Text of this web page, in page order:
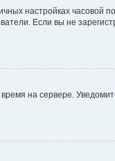
настройках часовой
Если вы не
на сервере.